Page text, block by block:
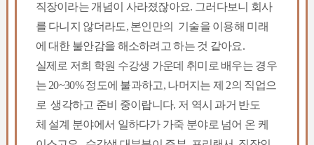
직장이라는 개념이 사라졌잖아요. 그러다보니 회사
를 다니지 않더라도, 본인만의 기술을 이용해 미래
에 대한 불안감을 해소하려고 하는 것 같아요.
실제로 저희 학원 수강생 가운데 취미로 배우는 경우
는 20~30% 정도에 불과하고, 나머지는 제 2의 직업으
로 생각하고 준비 중이랍니다. 저 역시 과거 반도
체 설계 분야에서 일하다가 가죽 분야로 넘어 온 케